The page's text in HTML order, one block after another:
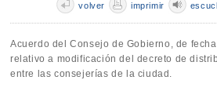
imprimir
volver
Acuerdo del Consejo de Gobierno, de
relativo a modificación del decreto de
entre las consejerías de la ciudad.